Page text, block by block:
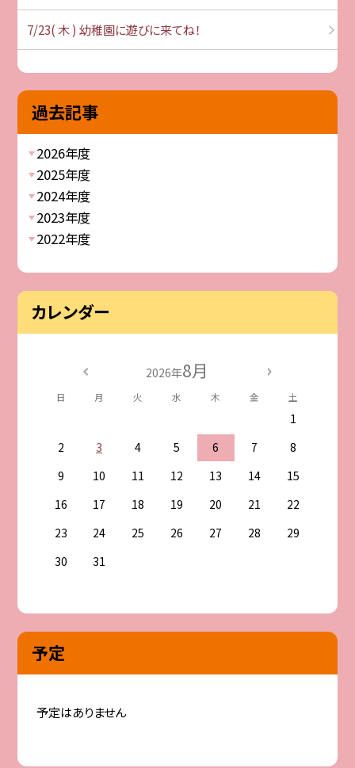
7/23( 木 ) 幼稚園に遊びに来てね！
過去記事
2026年度
2025年度
2024年度
2023年度
2022年度
カレンダー
2026年8月
日 月 火 水 木 金 土
1
2
3 4 5 6 7
8
9
10 11 12 13 14
15
16
17 18 19 20 21
22
23
24 25 26 27 28
29
30
31
予定
予定はありません